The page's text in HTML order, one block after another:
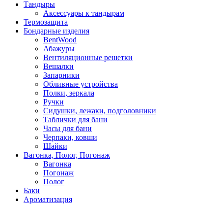
Тандыры
Аксессуары к тандырам
Термозащита
Бондарные изделия
BentWood
Абажуры
Вентиляционные решетки
Вешалки
Запарники
Обливные устройства
Полки, зеркала
Ручки
Сидушки, лежаки, подголовники
Таблички для бани
Часы для бани
Черпаки, ковши
Шайки
Вагонка, Полог, Погонаж
Вагонка
Погонаж
Полог
Баки
Ароматизация